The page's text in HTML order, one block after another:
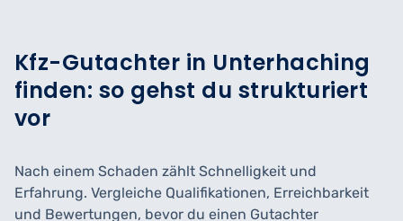
Kfz-Gutachter in Unterhaching
finden: so gehst du strukturiert
vor
Nach einem Schaden zählt Schnelligkeit und
Erfahrung. Vergleiche Qualifikationen, Erreichbarkeit
und Bewertungen, bevor du einen Gutachter